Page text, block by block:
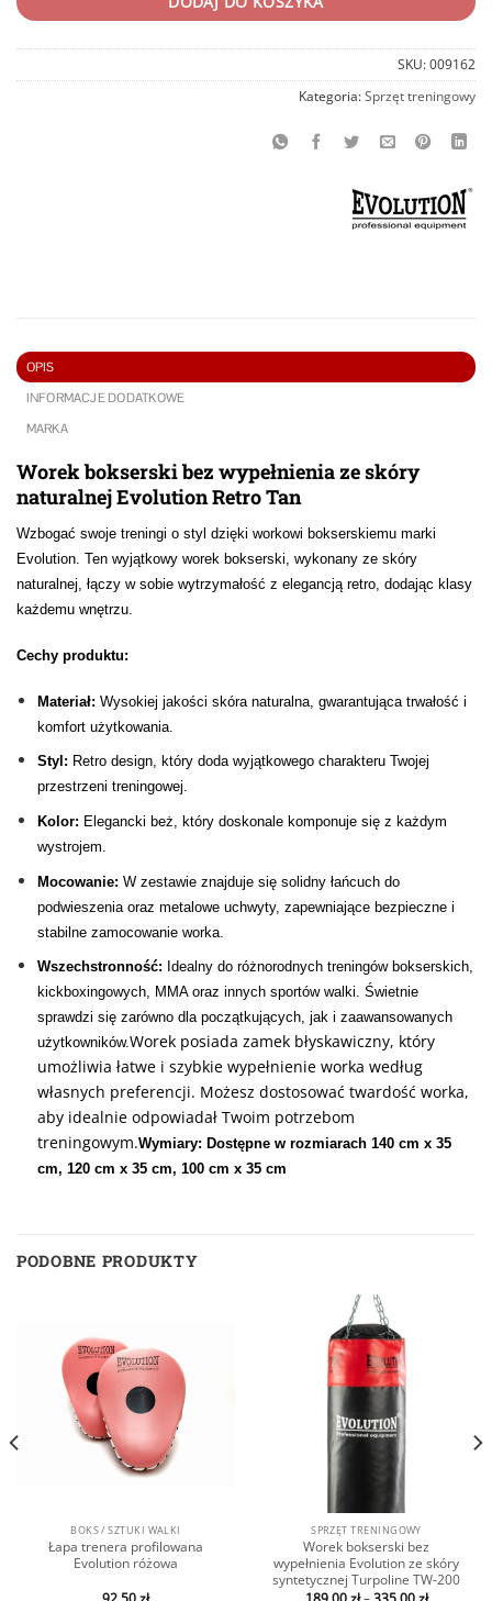
SKU: 009162
Kategoria: Sprzęt treningowy
OPIS
INFORMACJE DODATKOWE
MARKA
Worek bokserski bez wypełnienia ze skóry
naturalnej Evolution Retro Tan
Wzbogać swoje treningi o styl dzięki workowi bokserskiemu marki
Evolution. Ten wyjątkowy worek bokserski, wykonany ze skóry
naturalnej, łączy w sobie wytrzymałość z elegancją retro, dodając klasy
każdemu wnętrzu.
Cechy produktu:
Materiał: Wysokiej jakości skóra naturalna, gwarantująca trwałość i
komfort użytkowania.
Styl: Retro design, który doda wyjątkowego charakteru Twojej
przestrzeni treningowej.
Kolor: Elegancki beż, który doskonale komponuje się z każdym
wystrojem.
Mocowanie: W zestawie znajduje się solidny łańcuch do
podwieszenia oraz metalowe uchwyty, zapewniające bezpieczne i
stabilne zamocowanie worka.
Wszechstronność: Idealny do różnorodnych treningów bokserskich,
kickboxingowych, MMA oraz innych sportów walki. Świetnie
sprawdzi się zarówno dla początkujących, jak i zaawansowanych
użytkowników.Worek posiada zamek błyskawiczny, który
umożliwia łatwe i szybkie wypełnienie worka według
własnych preferencji. Możesz dostosować twardość worka,
aby idealnie odpowiadał Twoim potrzebom
treningowym.Wymiary: Dostępne w rozmiarach 140 cm x 35
cm, 120 cm x 35 cm, 100 cm x 35 cm
PODOBNE PRODUKTY
BOKS / SZTUKI WALKI
Łapa trenera profilowana
Evolution różowa
SPRZĘT TRENINGOWY
Worek bokserski bez
wypełnienia Evolution ze skóry
syntetycznej Turpoline TW-200